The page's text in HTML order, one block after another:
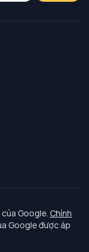
Google. Chính
Google được áp